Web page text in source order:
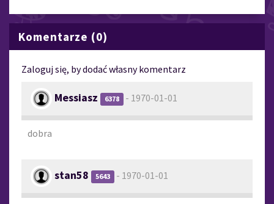
Komentarze (0)
Zaloguj się, by dodać własny komentarz
Messiasz 6378 - 1970-01-01
dobra
stan58 5643 - 1970-01-01